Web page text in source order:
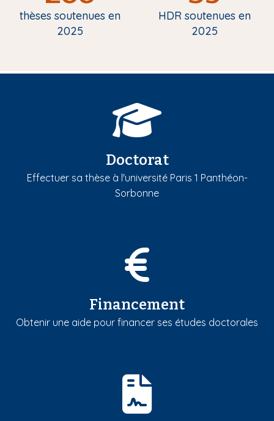
thèses soutenues en
2025
HDR soutenues en
2025
Doctorat
Effectuer sa thèse à l'université Paris 1 Panthéon-
Sorbonne
Financement
Obtenir une aide pour financer ses études doctorales